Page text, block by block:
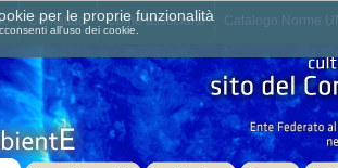
Contattaci Come associarsi
per le proprie funzionalità
all'uso dei cookie.